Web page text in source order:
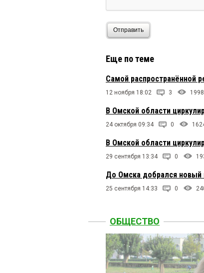
Отправить
Еще по теме
Самой распространённой
12 ноября 18:02 3 1998
В Омской области
24 октября 09:34 0
В Омской области
29 сентября 13:34 0
До Омска добрался новый
25 сентября 14:33 0
ОБЩЕСТВО